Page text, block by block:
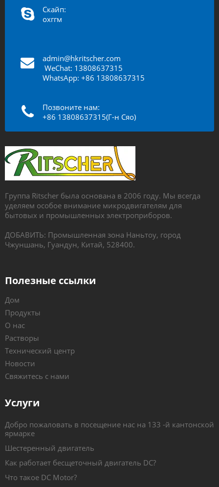
Скайп:
охггм
admin@hkritscher.com
WeChat: 13808637315
WhatsApp: +86 13808637315
Позвоните нам:
+86 13808637315(Г-н Сяо)
Группа Ritscher была основана в 2006 году. Мы всегда
уделяем особое внимание микродвигателям для
бытовых и промышленных электроприборов.
ДОБАВИТЬ: Промышленная зона Наньтоу, город
Чжуншань, Гуандун, Китай, 528400.
Полезные ссылки
Дом
Продукты
О нас
Растворы
Технический центр
Новости
Свяжитесь с нами
Услуги
Добро пожаловать в посещение нас на 133 -й кантонской
ярмарке
Шестеренный двигатель
Как работает бесщеточный двигатель DC?
Что такое DC Motor?